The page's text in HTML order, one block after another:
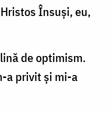
Însuşi, eu,
de optimism.
a privit şi mi-a